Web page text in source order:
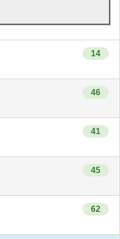
14
46
41
45
62